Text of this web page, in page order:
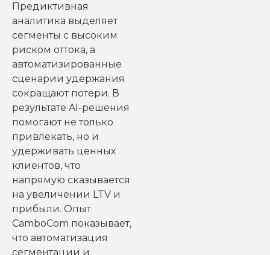
Предиктивная
аналитика выделяет
сегменты с высоким
риском оттока, а
автоматизированные
сценарии удержания
сокращают потери. В
результате AI-решения
помогают не только
привлекать, но и
удерживать ценных
клиентов, что
напрямую сказывается
на увеличении LTV и
прибыли. Опыт
CamboCom показывает,
что автоматизация
сегментации и